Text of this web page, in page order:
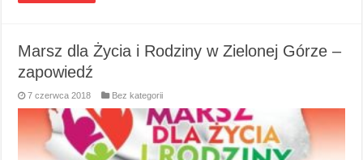
Marsz dla Życia i Rodziny w Zielonej Górze –
zapowiedź
7 czerwca 2018 Bez kategorii